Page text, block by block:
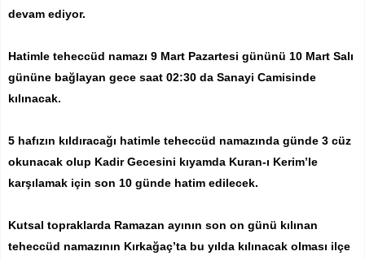
devam ediyor.
Hatimle teheccüd namazı 9 Mart Pazartesi gününü 10 Mart Salı
gününe bağlayan gece saat 02:30 da Sanayi Camisinde
kılınacak.
5 hafızın kıldıracağı hatimle teheccüd namazında günde 3 cüz
okunacak olup Kadir Gecesini kıyamda Kuran-ı Kerim’le
karşılamak için son 10 günde hatim edilecek.
Kutsal topraklarda Ramazan ayının son on günü kılınan
teheccüd namazının Kırkağaç’ta bu yılda kılınacak olması ilçe